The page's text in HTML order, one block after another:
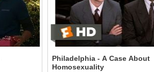
Philadelphia - A Case About
Homosexuality